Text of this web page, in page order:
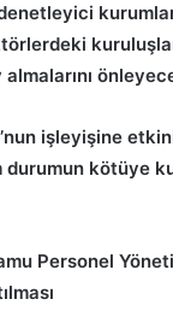
işleyişine
kötüye
Personel